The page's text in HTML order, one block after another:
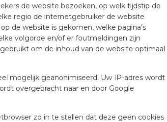
de website bezoeken, op welk tijdstip de
regio de internetgebruiker de website
de website is gekomen, welke pagina’s
volgorde en/of er foutmeldingen zijn
om de inhoud van de website optimaal
mogelijk geanonimiseerd. Uw IP-adres wordt
overgebracht naar en door Google
zo in te stellen dat deze geen cookies